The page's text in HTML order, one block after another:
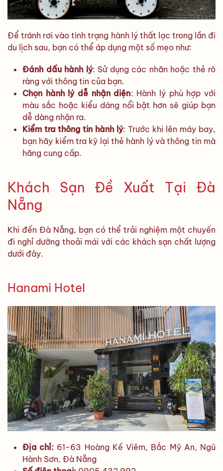
Để tránh rơi vào tình trạng hành lý thất lạc trong lần đi
du lịch sau, bạn có thể áp dụng một số mẹo như:
Đánh dấu hành lý: Sử dụng các nhãn hoặc thẻ rõ
ràng với thông tin của bạn.
Chọn hành lý dễ nhận diện: Hành lý phù hợp với
màu sắc hoặc kiểu dáng nổi bật hơn sẽ giúp bạn
dễ dàng nhận ra.
Kiểm tra thông tin hành lý: Trước khi lên máy bay,
bạn hãy kiểm tra kỹ lại thẻ hành lý và thông tin mà
hãng cung cấp.
Khách Sạn Đề Xuất Tại Đà
Nẵng
Khi đến Đà Nẵng, bạn có thể trải nghiệm một chuyến
đi nghỉ dưỡng thoải mái với các khách sạn chất lượng
dưới đây.
Hanami Hotel
Địa chỉ: 61-63 Hoàng Kế Viêm, Bắc Mỹ An, Ngũ
Hành Sơn, Đà Nẵng